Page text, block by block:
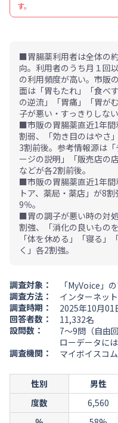
す。
■胃腸薬利用者は全体の
向。利用者のうち月１回
の利用頻度が高い。市販
面は「胃もたれ」「食べ
の逆流」「胃痛」「胃が
子が悪い・すっきりしな
■市販の胃腸薬直近1年間
割弱、「効き目のはやさ
3割前後。参考情報源は
ージの説明」「販売店の
などが各2割前後。
■市販の胃腸薬直近1年間
トア、薬局・薬店」が8
9％。
■胃の調子が悪い時の対
割強、「消化の良いもの
「体を休める」「寝る
く」各2割強。
調査対象：
「MyVoice」
調査方法：
インターネッ
調査時期：
2025年10月01
回答者数：
11,332名
設問数：
7～9問（自由
ローデータには
調査機関：
マイボイスコ
性別 男性
度数
6,560